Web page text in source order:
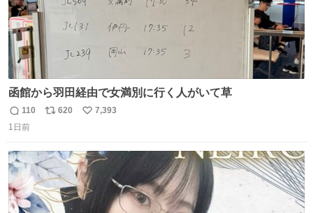
函館から羽田経由で女満別に行く人がいて草
返
信
110
リ
ト
数
620
い
数
7,393
1日前